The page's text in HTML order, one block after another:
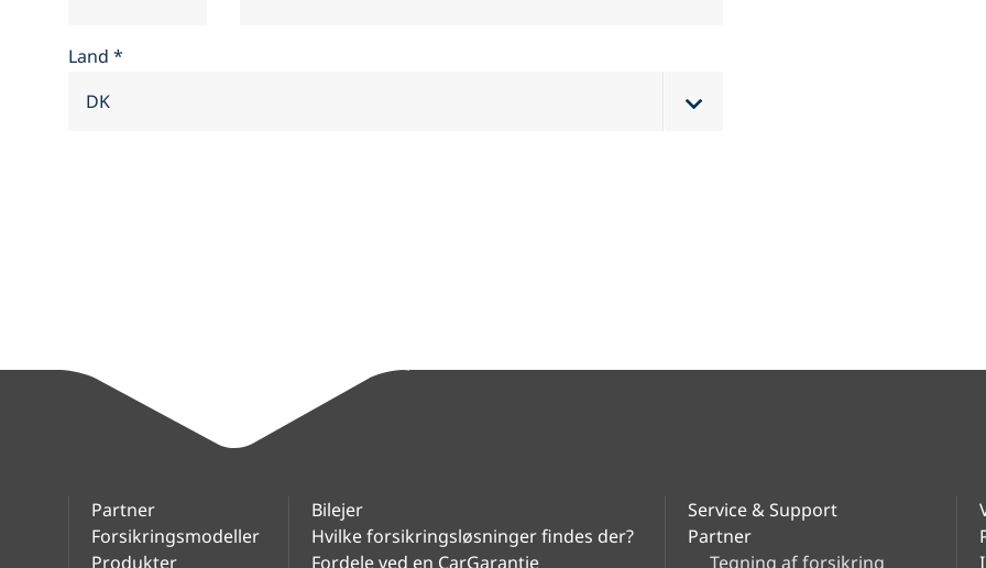
Land *
Partner
Forsikringsmodeller
Produkter
Bilejer
Hvilke forsikringsløsninger findes der?
Fordele ved en CarGarantie
Service & Support
Partner
Tegning af forsikring